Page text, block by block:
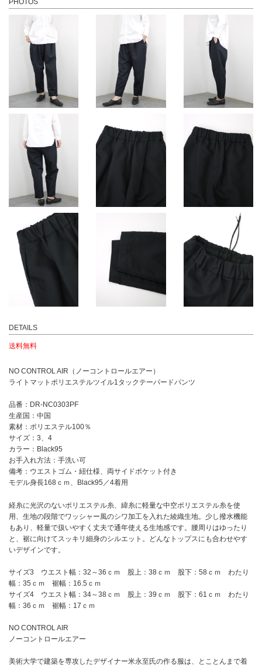
PHOTOS
DETAILS
送料無料
NO CONTROL AIR（ノーコントロールエアー）
ライトマットポリエステルツイル1タックテーパードパンツ
品番：DR-NC0303PF
生産国：中国
素材：ポリエステル100％
サイズ：3、4
カラー：Black95
お手入れ方法：手洗い可
備考：ウエストゴム・紐仕様、両サイドポケット付き
モデル身長168ｃｍ、Black95／4着用
経糸に光沢のないポリエステル糸、緯糸に軽量な中空ポリエステル糸を使
用、生地の段階でワッシャー風のシワ加工を入れた綾織生地。少し撥水機能
もあり、軽量で扱いやすく丈夫で通年使える生地感です。腰周りはゆったり
と、裾に向けてスッキリ細身のシルエット。どんなトップスにも合わせやす
いデザインです。
サイズ3 ウエスト幅：32～36ｃｍ 股上：38ｃｍ 股下：58ｃｍ わたり
幅：35ｃｍ 裾幅：16.5ｃｍ
サイズ4 ウエスト幅：34～38ｃｍ 股上：39ｃｍ 股下：61ｃｍ わたり
幅：36ｃｍ 裾幅：17ｃｍ
NO CONTROL AIR
ノーコントロールエアー
美術大学で建築を専攻したデザイナー米永至氏の作る服は、とことんまで着